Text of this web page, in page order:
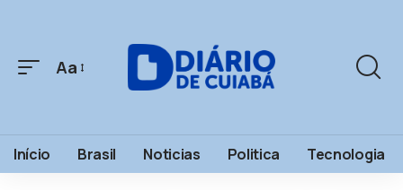
Aa
Início Brasil Noticias Politica Tecnologia